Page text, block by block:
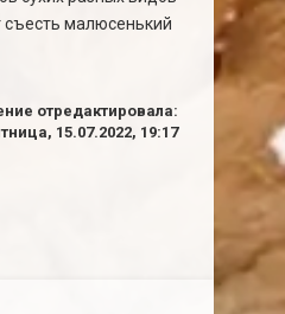
съесть малюсенький
отредактировала:
15.07.2022, 19:17